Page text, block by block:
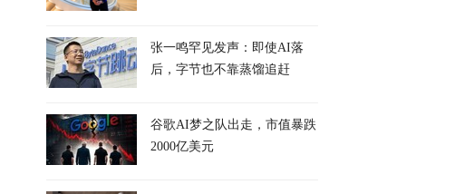
张一鸣罕见发声：即使AI落
后，字节也不靠蒸馏追赶
谷歌AI梦之队出走，市值暴跌
2000亿美元